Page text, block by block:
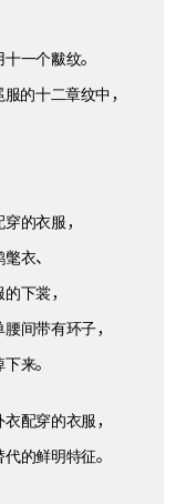
一个黻纹。
的十二章纹中，
的衣服，
衣、
下裳，
间带有环子，
来。
配穿的衣服，
的鲜明特征。